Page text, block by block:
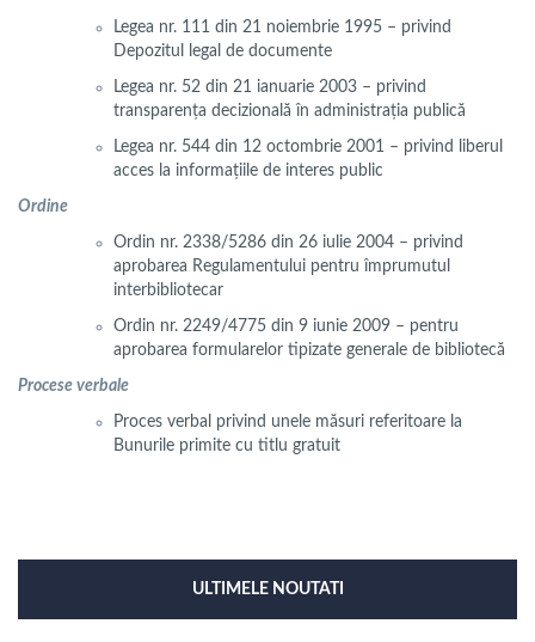
Legea nr. 111 din 21 noiembrie 1995 – privind
Depozitul legal de documente
Legea nr. 52 din 21 ianuarie 2003 – privind
transparenţa decizională în administraţia publică
Legea nr. 544 din 12 octombrie 2001 – privind liberul
acces la informaţiile de interes public
Ordine
Ordin nr. 2338/5286 din 26 iulie 2004 – privind
aprobarea Regulamentului pentru împrumutul
interbibliotecar
Ordin nr. 2249/4775 din 9 iunie 2009 – pentru
aprobarea formularelor tipizate generale de bibliotecă
Procese verbale
Proces verbal privind unele măsuri referitoare la
Bunurile primite cu titlu gratuit
ULTIMELE NOUTATI